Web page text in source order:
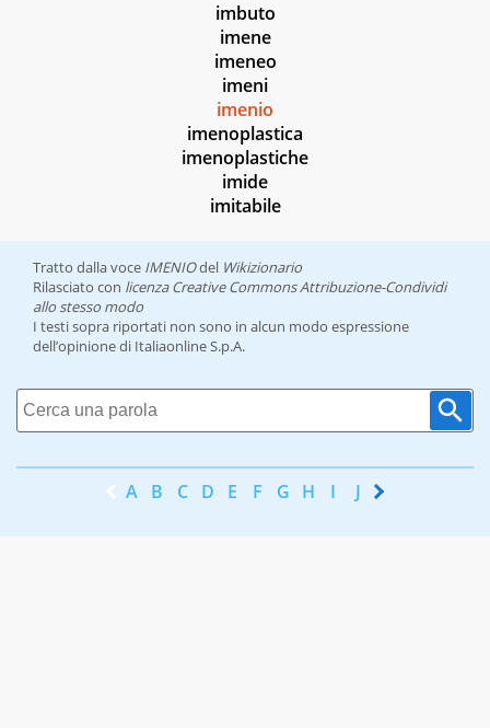
imbuto
imene
imeneo
imeni
imenio
imenoplastica
imenoplastiche
imide
imitabile
Tratto dalla voce IMENIOdel Wikizionario
Rilasciato con licenza Creative Commons Attribuzione-Condividi
allo stesso modo
I testi sopra riportati non sono in alcun modo espressione
dell’opinione di Italiaonline S.p.A.
A B C D E F G H I J K